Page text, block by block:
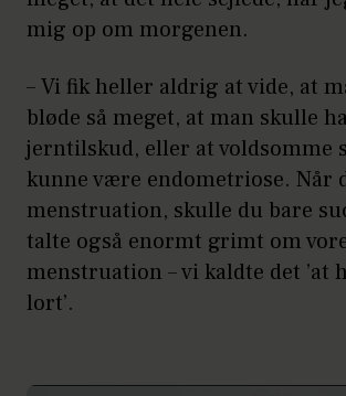
mig op om morgenen.
– Vi fik heller aldrig at vide, at
bløde så meget, at man skulle
jerntilskud, eller at voldsomme
kunne være endometriose. Når
menstruation, skulle du bare
talte også enormt grimt om
menstruation – vi kaldte det ’at
lort’.